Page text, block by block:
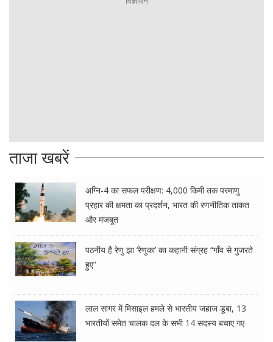
ताजा खबरें
अग्नि-4 का सफल परीक्षण: 4,000 किमी तक परमाणु
प्रहार की क्षमता का प्रदर्शन, भारत की रणनीतिक ताकत
और मजबूत
पठनीय है रेणु झा ‘रेणुका’ का कहानी संग्रह “गाँव से गुजरते
हुए”
लाल सागर में मिसाइल हमले से भारतीय जहाज डूबा, 13
भारतीयों समेत चालक दल के सभी 14 सदस्य बचाए गए